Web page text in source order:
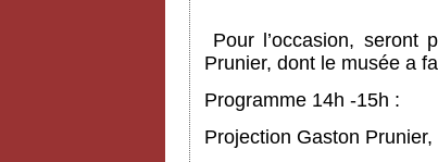
Pour l’occasion, seront
Prunier, dont le musée a
Programme 14h -15h :
Projection Gaston